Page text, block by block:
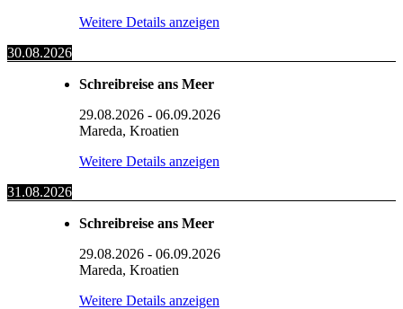
Weitere Details anzeigen
30.08.2026
Schreibreise ans Meer
29.08.2026 - 06.09.2026
Mareda, Kroatien
Weitere Details anzeigen
31.08.2026
Schreibreise ans Meer
29.08.2026 - 06.09.2026
Mareda, Kroatien
Weitere Details anzeigen